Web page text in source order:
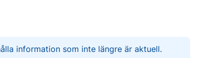
information som inte längre är aktuell.